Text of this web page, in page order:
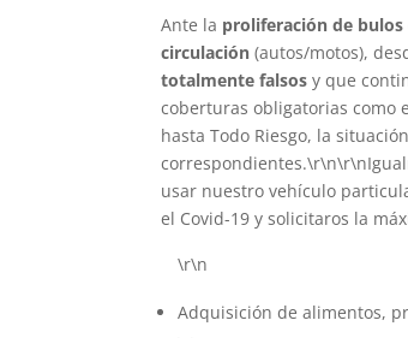
Ante la proliferación de
circulación (autos/motos),
totalmente falsos y que
coberturas obligatorias como
hasta Todo Riesgo, la
usar nuestro vehículo
el Covid-19 y solicitaros la
\r\n
Adquisición de alimentos,